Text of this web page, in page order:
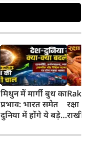
मिथुन में मार्गी बुध का
प्रभाव: भारत समेत
दुनिया में होंगे ये बड़े
रक्षा
राखी